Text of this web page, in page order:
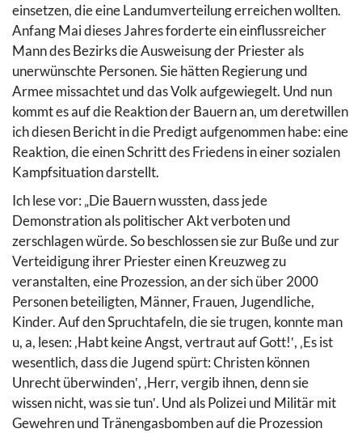
einsetzen, die eine Landumverteilung erreichen wollten.
Anfang Mai dieses Jahres forderte ein einflussreicher
Mann des Bezirks die Ausweisung der Priester als
unerwünschte Personen. Sie hätten Regierung und
Armee missachtet und das Volk aufgewiegelt. Und nun
kommt es auf die Reaktion der Bauern an, um deretwillen
ich diesen Bericht in die Predigt aufgenommen habe: eine
Reaktion, die einen Schritt des Friedens in einer sozialen
Kampfsituation darstellt.
Ich lese vor: „Die Bauern wussten, dass jede
Demonstration als politischer Akt verboten und
zerschlagen würde. So beschlossen sie zur Buße und zur
Verteidigung ihrer Priester einen Kreuzweg zu
veranstalten, eine Prozession, an der sich über 2000
Personen beteiligten, Männer, Frauen, Jugendliche,
Kinder. Auf den Spruchtafeln, die sie trugen, konnte man
u, a, lesen: ‚Habt keine Angst, vertraut auf Gott!‛, ‚Es ist
wesentlich, dass die Jugend spürt: Christen können
Unrecht überwinden‛, ‚Herr, vergib ihnen, denn sie
wissen nicht, was sie tun‛. Und als Polizei und Militär mit
Gewehren und Tränengasbomben auf die Prozession